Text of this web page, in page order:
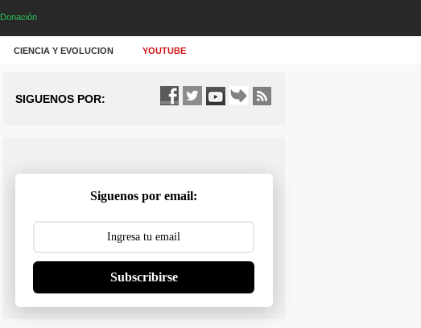
Donación
CIENCIA Y EVOLUCION YOUTUBE
SIGUENOS POR:
Siguenos por email:
Subscribirse